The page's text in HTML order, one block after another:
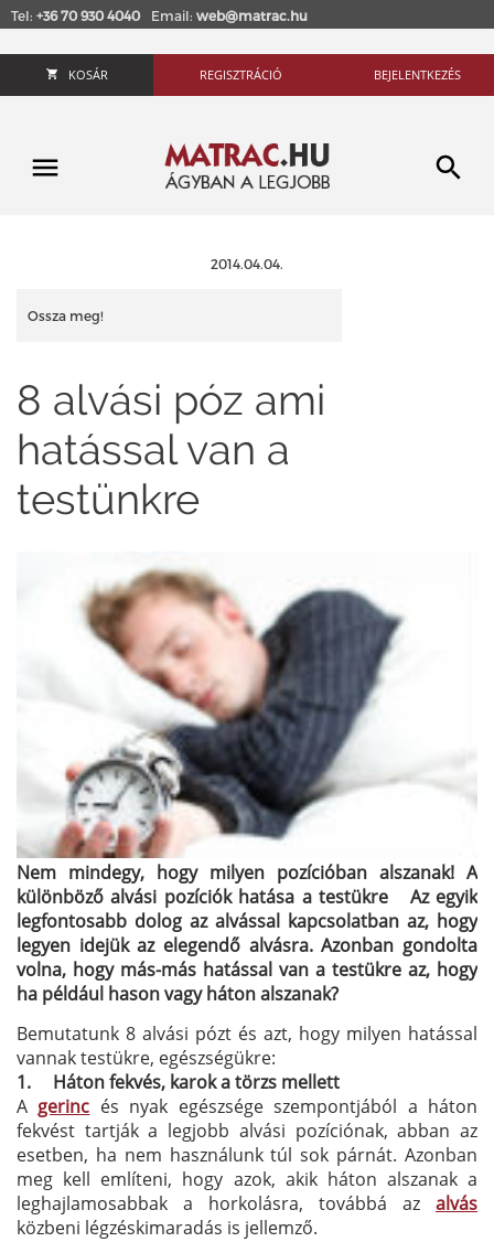
Tel: +36 70 930 4040 Email: web@matrac.hu
KOSÁR REGISZTRÁCIÓ BEJELENTKEZÉS
2014.04.04.
Ossza meg!
8 alvási póz ami
hatással van a
testünkre
Nem mindegy, hogy milyen pozícióban alszanak! A
különböző alvási pozíciók hatása a testükre Az egyik
legfontosabb dolog az alvással kapcsolatban az, hogy
legyen idejük az elegendő alvásra. Azonban gondolta
volna, hogy más-más hatással van a testükre az, hogy
ha például hason vagy háton alszanak?
Bemutatunk 8 alvási pózt és azt, hogy milyen hatással
vannak testükre, egészségükre:
1. Háton fekvés, karok a törzs mellett
A gerinc és nyak egészsége szempontjából a háton
fekvést tartják a legjobb alvási pozíciónak, abban az
esetben, ha nem használunk túl sok párnát. Azonban
meg kell említeni, hogy azok, akik háton alszanak a
leghajlamosabbak a horkolásra, továbbá az alvás
közbeni légzéskimaradás is jellemző.